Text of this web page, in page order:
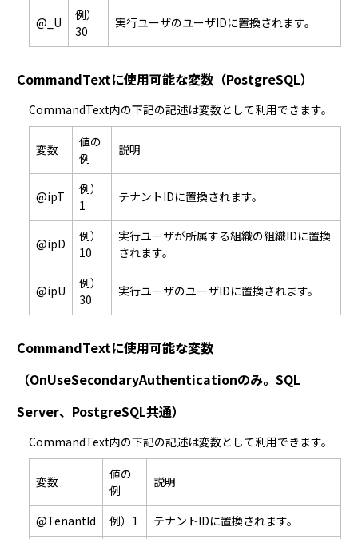
@_U
例）
30
実行ユーザのユーザIDに置換されます。
CommandTextに使用可能な変数（PostgreSQL）
CommandText内の下記の記述は変数として利用できます。
変数
値の
例
説明
@ipT
例）
1
テナントIDに置換されます。
@ipD
例）
10
実行ユーザが所属する組織の組織IDに置換
されます。
@ipU
例）
30
実行ユーザのユーザIDに置換されます。
CommandTextに使用可能な変数
（OnUseSecondaryAuthenticationのみ。SQL
Server、PostgreSQL共通）
CommandText内の下記の記述は変数として利用できます。
変数
値の
例
説明
@TenantId 例）1 テナントIDに置換されます。